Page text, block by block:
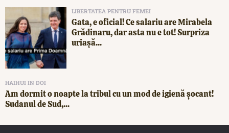
LIBERTATEA PENTRU FEMEI
Gata, e oficial! Ce salariu are Mirabela
Grădinaru, dar asta nu e tot! Surpriza
uriașă...
HAIHUI IN DOI
Am dormit o noapte la tribul cu un mod de igienă șocant!
Sudanul de Sud,...